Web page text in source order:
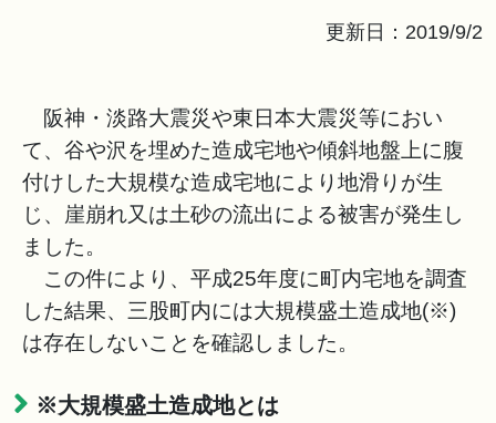
更新日：2019/9/2
阪神・淡路大震災や東日本大震災等におい
て、谷や沢を埋めた造成宅地や傾斜地盤上に腹
付けした大規模な造成宅地により地滑りが生
じ、崖崩れ又は土砂の流出による被害が発生し
ました。
この件により、平成25年度に町内宅地を調査
した結果、三股町内には大規模盛土造成地(※)
は存在しないことを確認しました。
※大規模盛土造成地とは